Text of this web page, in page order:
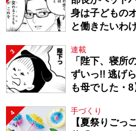
身は子どもの
と働きたいわ
3 連載
「陛下、寝所
ずいっ!! 逃げ
も母でした・8
4 手づくり
【夏祭りごっ